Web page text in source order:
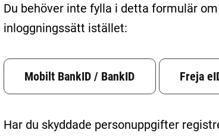
Skapa konto
Du behöver inte fylla i detta formulär
inloggningssätt istället:
Mobilt BankID / BankID Freja
Har du skyddade personuppgifter